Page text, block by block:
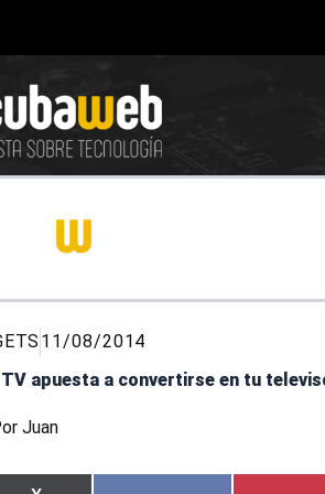
11/08/2014
TV apuesta a convertirse en tu
Juan
en
en
en
en
en
en